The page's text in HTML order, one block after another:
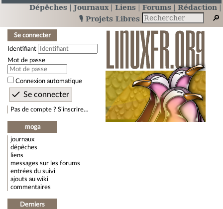
Dépêches Journaux Liens Forums
Rédaction
🎙️ Projets Libres
Se connecter
Identifiant
Mot de passe
Connexion automatique
Pas de compte ? S’inscrire…
moga
journaux
dépêches
liens
messages sur les forums
entrées du suivi
ajouts au wiki
commentaires
Derniers